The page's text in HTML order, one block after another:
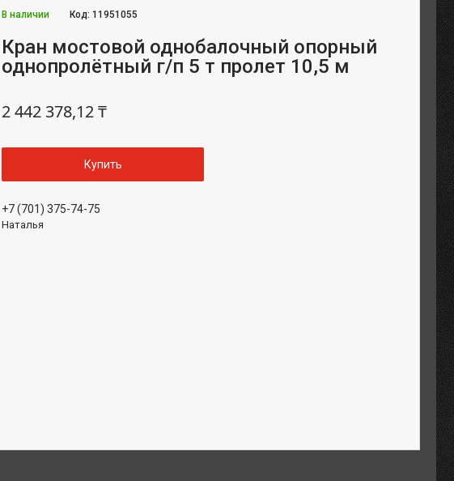
В наличии Код:11951055
Кран мостовой однобалочный опорный
однопролётный г/п 5 т пролет 10,5 м
2 442 378,12 ₸
Купить
+7 (701) 375-74-75
Наталья